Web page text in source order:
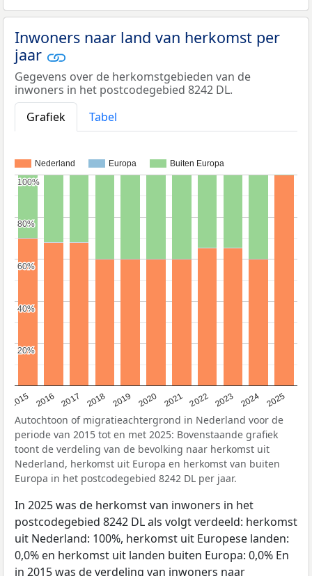
Inwoners naar land van herkomst per
jaar
Gegevens over de herkomstgebieden van de
inwoners in het postcodegebied 8242 DL.
Grafiek
Tabel
Nederland Europa Buiten Europa
2015 2016 2017 2018 2019 2020 2021 2022 2023 2024 2025
20%
20%
40%
40%
60%
60%
80%
80%
100%
100%
Autochtoon of migratieachtergrond in Nederland voor de
periode van 2015 tot en met 2025: Bovenstaande grafiek
toont de verdeling van de bevolking naar herkomst uit
Nederland, herkomst uit Europa en herkomst van buiten
Europa in het postcodegebied 8242 DL per jaar.
In 2025 was de herkomst van inwoners in het
postcodegebied 8242 DL als volgt verdeeld: herkomst
uit Nederland: 100%, herkomst uit Europese landen:
0,0% en herkomst uit landen buiten Europa: 0,0% En
in 2015 was de verdeling van inwoners naar